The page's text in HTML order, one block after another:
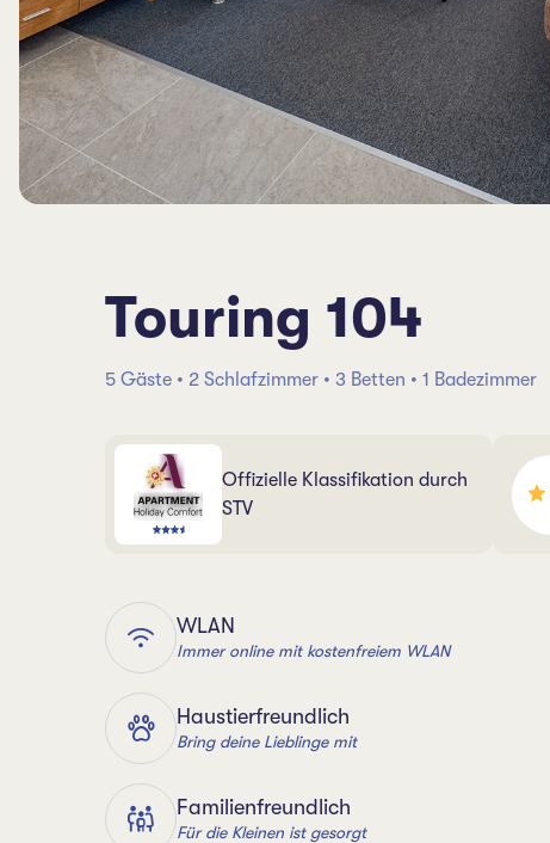
Touring 104
5 Gäste • 2 Schlafzimmer • 3 Betten • 1 Badezimmer
Offizielle Klassifikation durch
STV
WLAN
Immer online mit kostenfreiem WLAN
Haustierfreundlich
Bring deine Lieblinge mit
Familienfreundlich
Für die Kleinen ist gesorgt